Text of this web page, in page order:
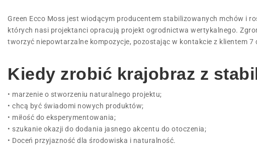
Green Ecco Moss jest wiodącym producentem stabilizowanych mchów i
których nasi projektanci opracują projekt ogrodnictwa wertykalnego.
tworzyć niepowtarzalne kompozycje, pozostając w kontakcie z klientem 7
Kiedy zrobić krajobraz z
• marzenie o stworzeniu naturalnego projektu;
• chcą być świadomi nowych produktów;
• miłość do eksperymentowania;
• szukanie okazji do dodania jasnego akcentu do otoczenia;
• Doceń przyjazność dla środowiska i naturalność.